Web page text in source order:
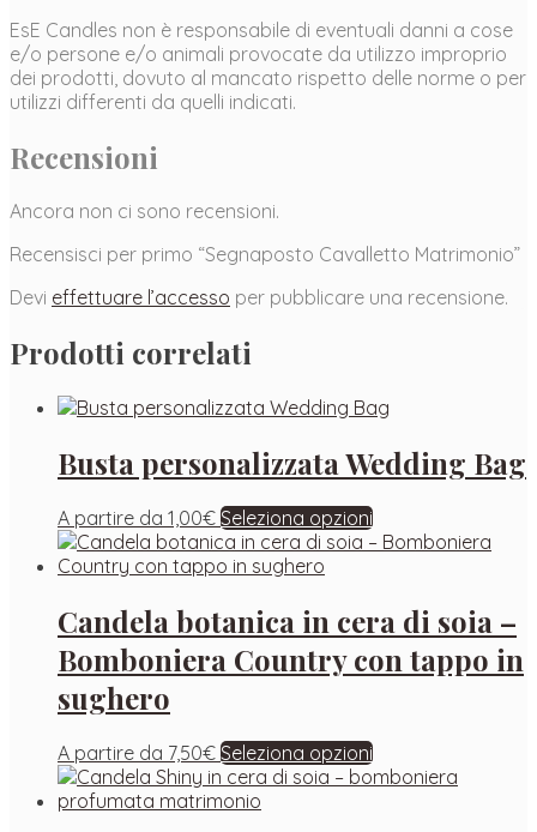
EsE Candles non è responsabile di eventuali danni a cose
e/o persone e/o animali provocate da utilizzo improprio
dei prodotti, dovuto al mancato rispetto delle norme o per
utilizzi differenti da quelli indicati.
Recensioni
Ancora non ci sono recensioni.
Recensisci per primo “Segnaposto Cavalletto Matrimonio”
Devi effettuare l’accesso per pubblicare una recensione.
Prodotti correlati
Busta personalizzata Wedding Bag
A partire da 1,00€ Seleziona opzioni
Candela botanica in cera di soia –
Bomboniera Country con tappo in
sughero
A partire da 7,50€ Seleziona opzioni